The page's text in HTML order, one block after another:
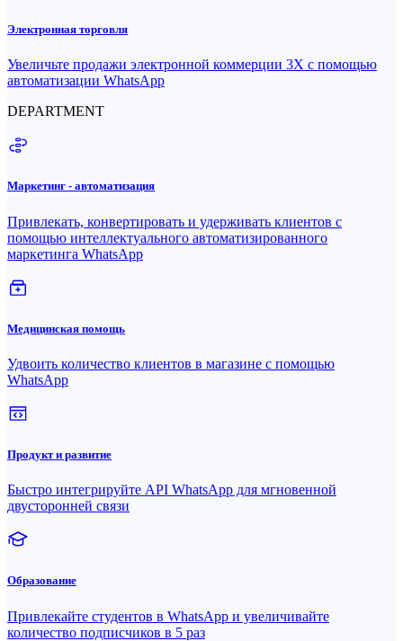
Электронная торговля
Увеличьте продажи электронной коммерции 3X с помощью
автоматизации WhatsApp
DEPARTMENT
Маркетинг - автоматизация
Привлекать, конвертировать и удерживать клиентов с
помощью интеллектуального автоматизированного
маркетинга WhatsApp
Медицинская помощь
Удвоить количество клиентов в магазине с помощью
WhatsApp
Продукт и развитие
Быстро интегрируйте API WhatsApp для мгновенной
двусторонней связи
Образование
Привлекайте студентов в WhatsApp и увеличивайте
количество подписчиков в 5 раз